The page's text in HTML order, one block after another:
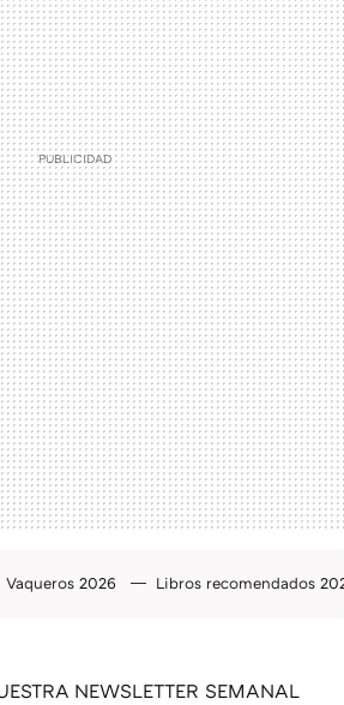
Vaqueros 2026 Libros recomendados
NEWSLETTER SEMANAL